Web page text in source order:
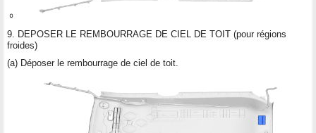
9. DEPOSER LE REMBOURRAGE DE CIEL DE TOIT (pour régions
froides)
(a) Déposer le rembourrage de ciel de toit.